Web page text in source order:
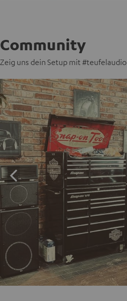
Community
Zeig uns dein Setup mit #teufelaudio